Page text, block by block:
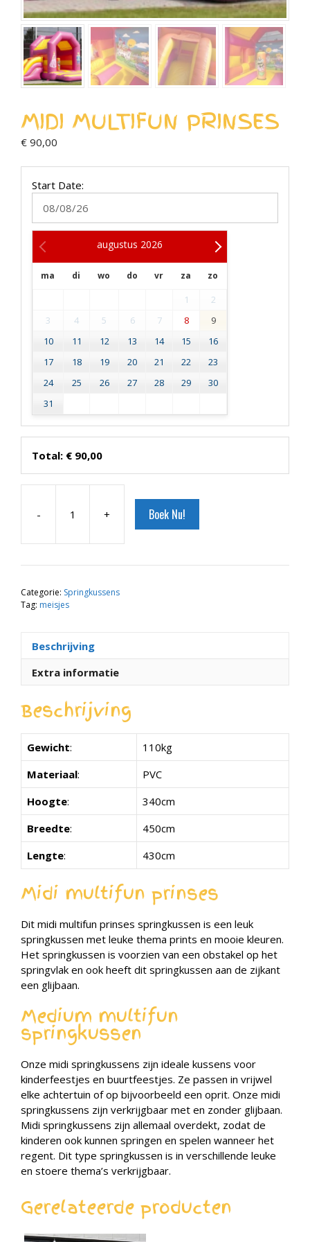
MIDI MULTIFUN PRINSES
€ 90,00
Start Date:
augustus 2026
ma di wo do vr za zo
1
2
3
4 5 6 7 8
9
10
11 12 13 14 15
16
17
18 19 20 21 22
23
24
25 26 27 28 29
30
31
Total: € 90,00
-
aantal
+ Boek Nu!
Categorie: Springkussens
Tag: meisjes
Beschrijving
Extra informatie
Beschrijving
Gewicht:
110kg
Materiaal:
PVC
Hoogte:
340cm
Breedte:
450cm
Lengte: 430cm
Midi multifun prinses
Dit midi multifun prinses springkussen is een leuk
springkussen met leuke thema prints en mooie kleuren.
Het springkussen is voorzien van een obstakel op het
springvlak en ook heeft dit springkussen aan de zijkant
een glijbaan.
Medium multifun
springkussen
Onze midi springkussens zijn ideale kussens voor
kinderfeestjes en buurtfeestjes. Ze passen in vrijwel
elke achtertuin of op bijvoorbeeld een oprit. Onze midi
springkussens zijn verkrijgbaar met en zonder glijbaan.
Midi springkussens zijn allemaal overdekt, zodat de
kinderen ook kunnen springen en spelen wanneer het
regent. Dit type springkussen is in verschillende leuke
en stoere thema’s verkrijgbaar.
Gerelateerde producten